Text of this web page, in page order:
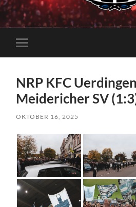
Proud
Mobile-
Menü
NRP KFC
Meidericher SV
OKTOBER 16, 2025